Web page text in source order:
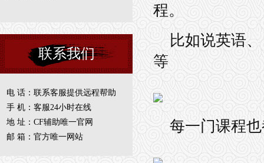
联系我们
电 话：联系客服提供远程帮助
手 机：客服24小时在线
地 址：CF辅助唯一官网
邮 箱：官方唯一网站
程。
比如说英语
等
每一门课程